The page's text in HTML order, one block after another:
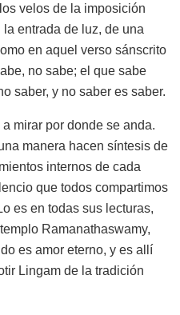
velos de la imposición
entrada de luz, de una
en aquel verso sánscrito
no sabe; el que sabe
saber, y no saber es saber.
mirar por donde se anda.
manera hacen síntesis de
internos de cada
que todos compartimos
es en todas sus lecturas,
Ramanathaswamy,
es amor eterno, y es allí
Lingam de la tradición